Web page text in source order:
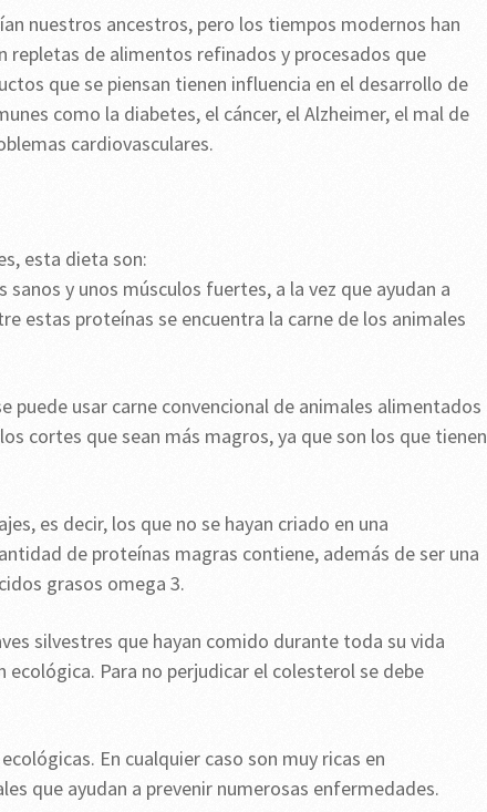
nuestros ancestros, pero los tiempos modernos han
de alimentos refinados y procesados que
que se piensan tienen influencia en el desarrollo de
como la diabetes, el cáncer, el Alzheimer, el mal de
cardiovasculares.
esta dieta son:
y unos músculos fuertes, a la vez que ayudan a
estas proteínas se encuentra la carne de los animales
puede usar carne convencional de animales alimentados
cortes que sean más magros, ya que son los que tienen
es decir, los que no se hayan criado en una
de proteínas magras contiene, además de ser una
grasos omega 3.
silvestres que hayan comido durante toda su vida
Para no perjudicar el colesterol se debe
En cualquier caso son muy ricas en
que ayudan a prevenir numerosas enfermedades.